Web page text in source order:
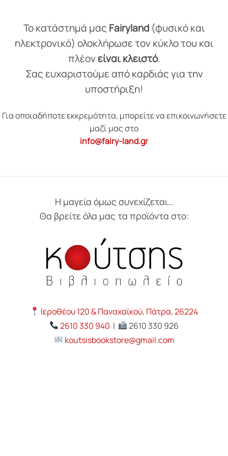
Το κατάστημά μας Fairyland(φυσικό και
ηλεκτρονικό) ολοκλήρωσε τον κύκλο του και
πλέονείναι κλειστό.
Σας ευχαριστούμε από καρδιάς για την
υποστήριξη!
Για οποιαδήποτε εκκρεμότητα, μπορείτε να επικοινωνήσετε
μαζί μας στο
info@fairy-land.gr
Η μαγεία όμως συνεχίζεται…
Θα βρείτε όλα μας τα προϊόντα στο:
Ιεροθέου 120 & Παναχαϊκού, Πάτρα, 26224
2610 330 940 |
2610 330 926
koutsisbookstore@gmail.com